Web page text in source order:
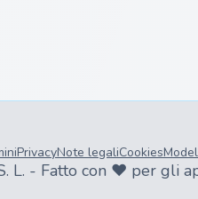
PrivacyNote legaliCookies
L. - Fatto con ❤️ per gli